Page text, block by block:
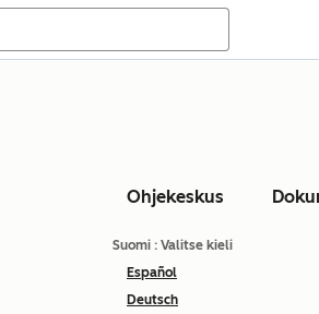
Ohjekeskus
Suomi : Valitse kieli
Español
Deutsch